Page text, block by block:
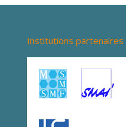
Institutions partenaires